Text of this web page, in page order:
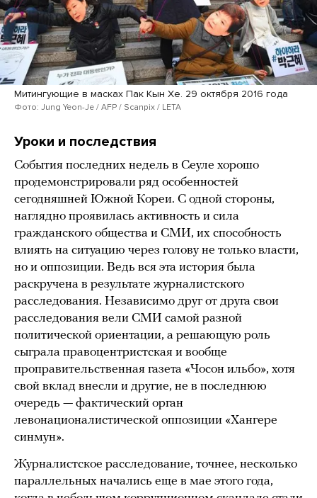
Митингующие в масках Пак Кын Хе. 29 октября 2016 года
Фото: Jung Yeon-Je / AFP / Scanpix / LETA
Уроки и последствия
События последних недель в Сеуле хорошо
продемонстрировали ряд особенностей
сегодняшней Южной Кореи. С одной стороны,
наглядно проявилась активность и сила
гражданского общества и СМИ, их способность
влиять на ситуацию через голову не только власти,
но и оппозиции. Ведь вся эта история была
раскручена в результате журналистского
расследования. Независимо друг от друга свои
расследования вели СМИ самой разной
политической ориентации, а решающую роль
сыграла правоцентристская и вообще
проправительственная газета «Чосон ильбо», хотя
свой вклад внесли и другие, не в последнюю
очередь — фактический орган
левонационалистической оппозиции «Хангере
синмун».
Журналистское расследование, точнее, несколько
параллельных начались еще в мае этого года,